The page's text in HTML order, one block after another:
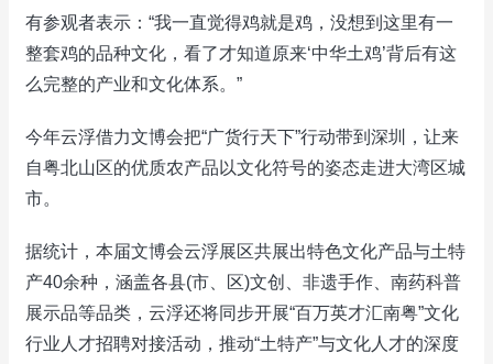
有参观者表示：“我一直觉得鸡就是鸡，没想到这里有一
整套鸡的品种文化，看了才知道原来‘中华土鸡’背后有这
么完整的产业和文化体系。”
今年云浮借力文博会把“广货行天下”行动带到深圳，让来
自粤北山区的优质农产品以文化符号的姿态走进大湾区城
市。
据统计，本届文博会云浮展区共展出特色文化产品与土特
产40余种，涵盖各县(市、区)文创、非遗手作、南药科普
展示品等品类，云浮还将同步开展“百万英才汇南粤”文化
行业人才招聘对接活动，推动“土特产”与文化人才的深度